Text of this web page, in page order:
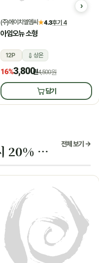
(주)에이치엘엠씨★4.3후기 4
아임오뉴 소형
12P 상온
16%3,800원4,500원
담기
[쿠폰] 3개 이상 구매 시 20% 할인 전체 보기 →